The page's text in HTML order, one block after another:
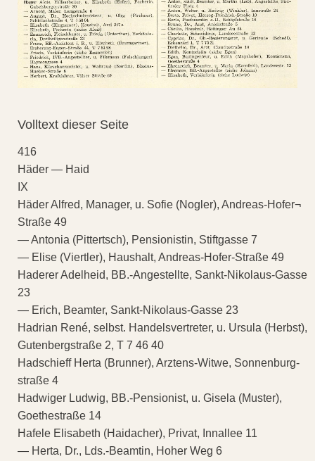
Volltext dieser Seite
416
Häder — Haid
IX
Häder Alfred, Manager, u. Sofie (Nogler), Andreas-Hofer¬
Straße 49
— Antonia (Pittertsch), Pensionistin, Stiftgasse 7
— Elise (Viertler), Haushalt, Andreas-Hofer-Straße 49
Haderer Adelheid, BB.-Angestellte, Sankt-Nikolaus-Gasse
23
— Erich, Beamter, Sankt-Nikolaus-Gasse 23
Hadrian René, selbst. Handelsvertreter, u. Ursula (Herbst),
Gutenbergstraße 2, T 7 46 40
Hadschieff Herta (Brunner), Arztens-Witwe, Sonnenburg-
straße 4
Hadwiger Ludwig, BB.-Pensionist, u. Gisela (Muster),
Goethestraße 14
Hafele Elisabeth (Haidacher), Privat, Innallee 11
— Herta, Dr., Lds.-Beamtin, Hoher Weg 6